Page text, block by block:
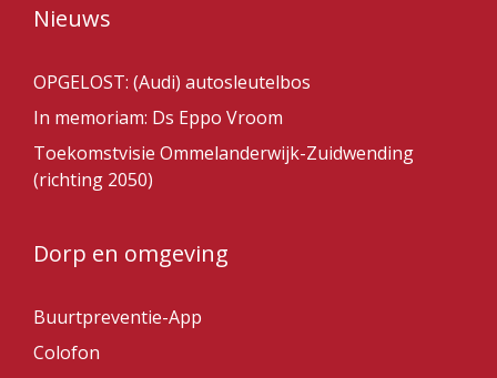
Nieuws
OPGELOST: (Audi) autosleutelbos
In memoriam: Ds Eppo Vroom
Toekomstvisie Ommelanderwijk-Zuidwending
(richting 2050)
Dorp en omgeving
Buurtpreventie-App
Colofon